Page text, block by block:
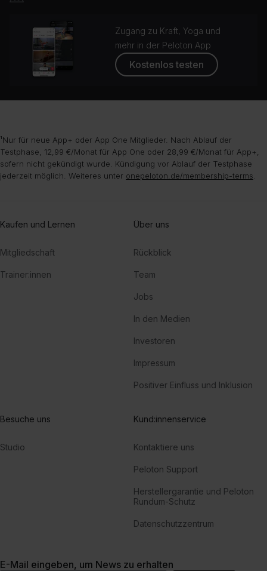
Zugang zu Kraft, Yoga und
mehr in der Peloton App
Kostenlos testen
¹Nur für neue App+ oder App One Mitglieder. Nach Ablauf der
Testphase, 12,99 €/Monat für App One oder 28,99 €/Monat für App+,
sofern nicht gekündigt wurde. Kündigung vor Ablauf der Testphase
jederzeit möglich. Weiteres unter onepeloton.de/membership-terms
Kaufen und Lernen
Mitgliedschaft
Trainer:innen
Über uns
Rückblick
Team
Jobs
In den Medien
Investoren
Impressum
Positiver Einfluss und Inklusion
Besuche uns
Studio
Kund:innenservice
Kontaktiere uns
Peloton Support
Herstellergarantie und Peloton
Rundum-Schutz
Datenschutzzentrum
E-Mail eingeben, um News zu erhalten